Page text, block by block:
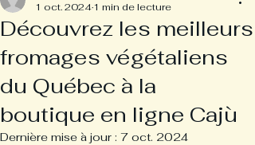
Découvrez les meilleurs
fromages végétaliens
du Québec à la
boutique en ligne Cajù
1 oct. 20241 min de lecture
Dernière mise à jour : 7 oct. 2024